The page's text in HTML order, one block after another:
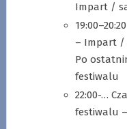
Impart /
– Impart
Po
festiwalu
22:00-…
festiwalu